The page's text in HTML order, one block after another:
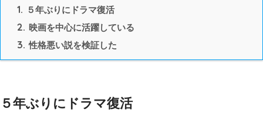
1. ５年ぶりにドラマ復活
2. 映画を中心に活躍している
3. 性格悪い説を検証した
５年ぶりにドラマ復活